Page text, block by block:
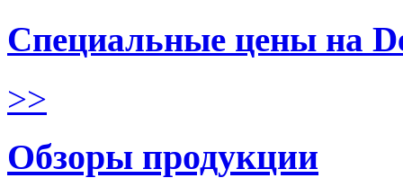
Специальные цены на
>>
Обзоры продукции